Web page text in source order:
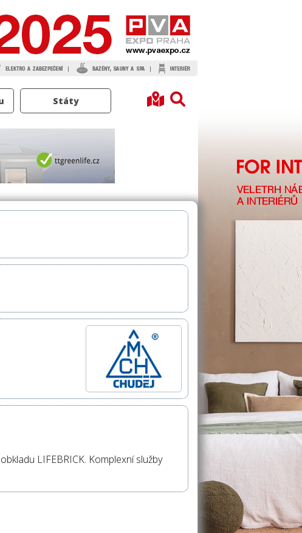
Státy
LIFEBRICK. Komplexní služby